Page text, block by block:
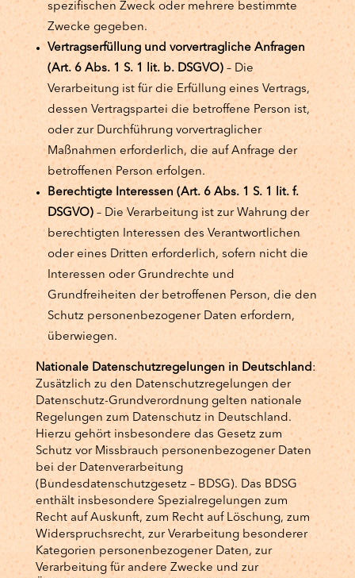
spezifischen Zweck oder mehrere bestimmte
Zwecke gegeben.
Vertragserfüllung und vorvertragliche Anfragen
(Art. 6 Abs. 1 S. 1 lit. b. DSGVO)– Die
Verarbeitung ist für die Erfüllung eines Vertrags,
dessen Vertragspartei die betroffene Person ist,
oder zur Durchführung vorvertraglicher
Maßnahmen erforderlich, die auf Anfrage der
betroffenen Person erfolgen.
Berechtigte Interessen (Art. 6 Abs. 1 S. 1 lit. f.
DSGVO)– Die Verarbeitung ist zur Wahrung der
berechtigten Interessen des Verantwortlichen
oder eines Dritten erforderlich, sofern nicht die
Interessen oder Grundrechte und
Grundfreiheiten der betroffenen Person, die den
Schutz personenbezogener Daten erfordern,
überwiegen.
Nationale Datenschutzregelungen in Deutschland:
Zusätzlich zu den Datenschutzregelungen der
Datenschutz-Grundverordnung gelten nationale
Regelungen zum Datenschutz in Deutschland.
Hierzu gehört insbesondere das Gesetz zum
Schutz vor Missbrauch personenbezogener Daten
bei der Datenverarbeitung
(Bundesdatenschutzgesetz – BDSG). Das BDSG
enthält insbesondere Spezialregelungen zum
Recht auf Auskunft, zum Recht auf Löschung, zum
Widerspruchsrecht, zur Verarbeitung besonderer
Kategorien personenbezogener Daten, zur
Verarbeitung für andere Zwecke und zur